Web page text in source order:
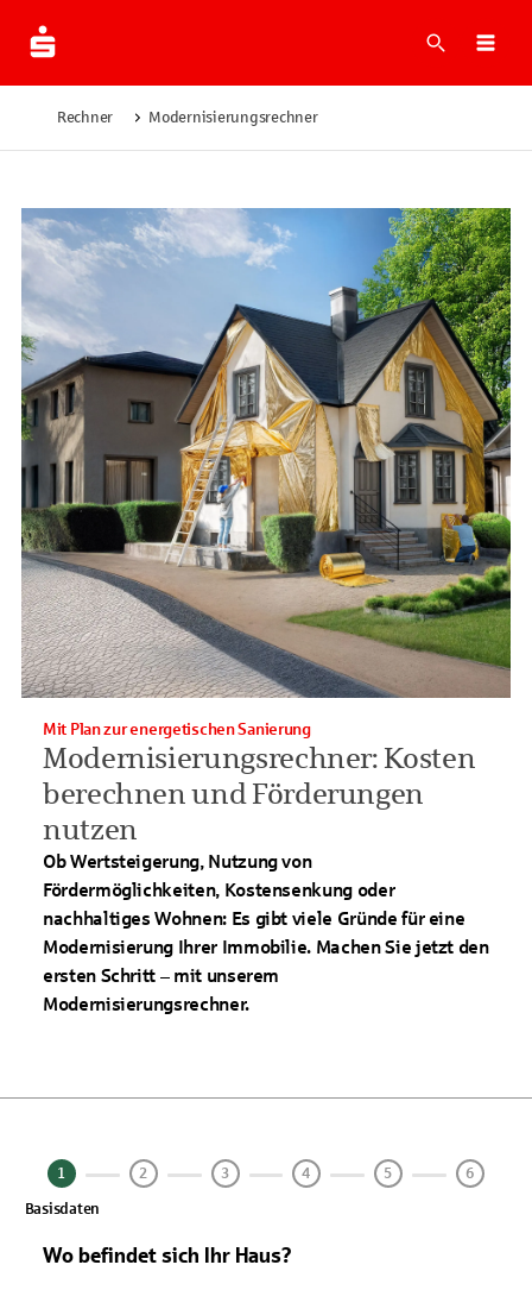
Suche
Rechner Modernisierungsrechner
Modernisierungsrechner: Kosten
berechnen und Förderungen
nutzen
Mit Plan zur energetischen Sanierung
Ob Wertsteigerung, Nutzung von
Fördermöglichkeiten, Kostensenkung oder
nachhaltiges Wohnen: Es gibt viele Gründe für eine
Modernisierung Ihrer Immobilie. Machen Sie jetzt den
ersten Schritt – mit unserem
Modernisierungsrechner.
1
Basisdaten
2 3 4 5 6
Wo befindet sich Ihr Haus?